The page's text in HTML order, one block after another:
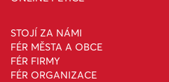
STOJÍ ZA NÁMI
FÉR MĚSTA A OBCE
FÉR FIRMY
FÉR ORGANIZACE